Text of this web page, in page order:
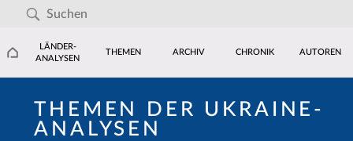
LÄNDER-
ANALYSEN
THEMEN ARCHIV CHRONIK AUTOREN
THEMEN DER UKRAINE-
ANALYSEN